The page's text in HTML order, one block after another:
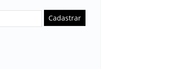
Cadastrar